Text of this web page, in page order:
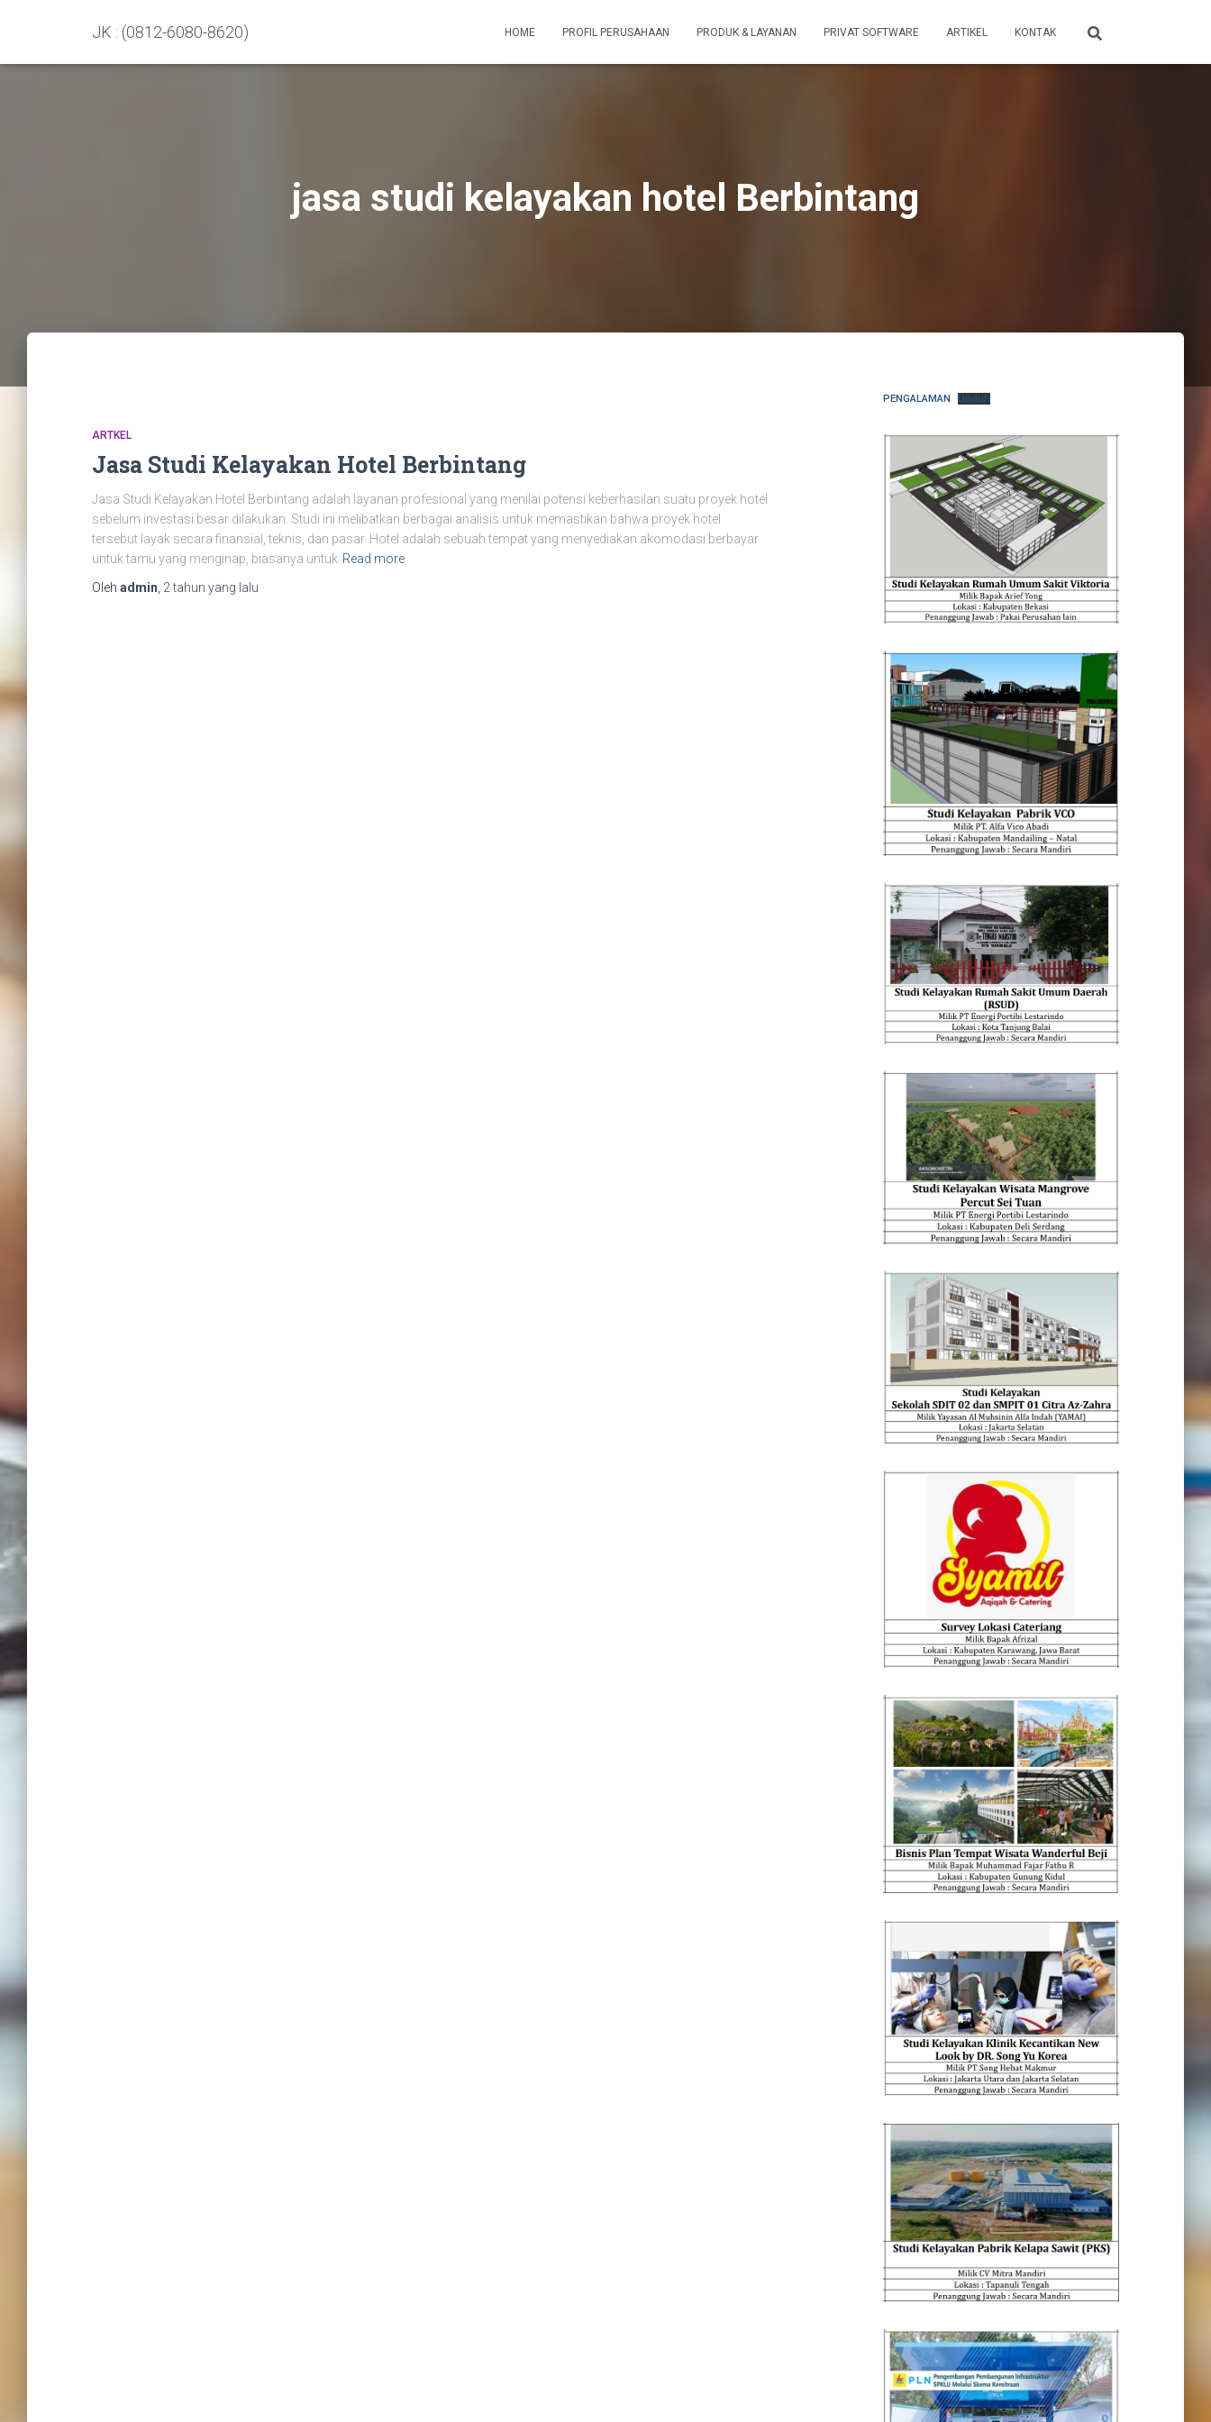
JK : (0812-6080-8620) HOME PROFIL PERUSAHAAN PRODUK & LAYANAN PRIVAT SOFTWARE ARTIKEL KONTAK
jasa studi kelayakan hotel Berbintang
ARTKEL
Jasa Studi Kelayakan Hotel Berbintang
Jasa Studi Kelayakan Hotel Berbintang adalah layanan profesional yang menilai potensi keberhasilan suatu proyek hotel
sebelum investasi besar dilakukan. Studi ini melibatkan berbagai analisis untuk memastikan bahwa proyek hotel
tersebut layak secara finansial, teknis, dan pasar. Hotel adalah sebuah tempat yang menyediakan akomodasi berbayar
untuk tamu yang menginap, biasanya untuk Read more
Oleh admin 2 tahun yang lalu
PENGALAMAN Unduh